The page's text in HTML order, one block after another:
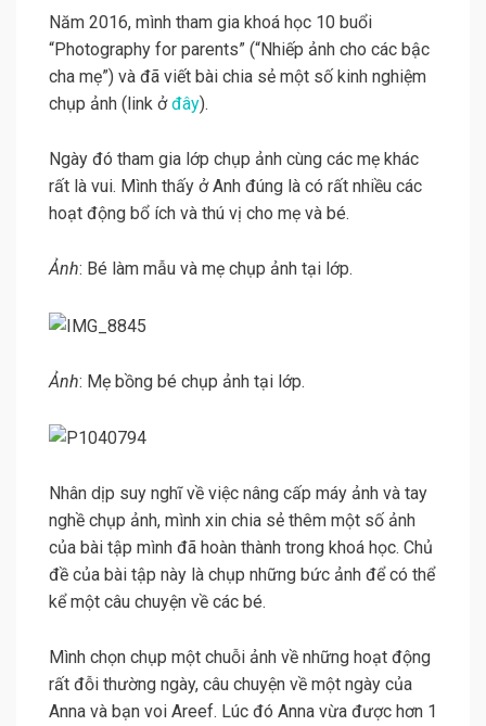
Năm 2016, mình tham gia khoá học 10 buổi
“Photography for parents” (“Nhiếp ảnh cho các bậc
cha mẹ”) và đã viết bài chia sẻ một số kinh nghiệm
chụp ảnh (link ởđây).
Ngày đó tham gia lớp chụp ảnh cùng các mẹ khác
rất là vui. Mình thấy ở Anh đúng là có rất nhiều các
hoạt động bổ ích và thú vị cho mẹ và bé.
Ảnh: Bé làm mẫu và mẹ chụp ảnh tại lớp.
Ảnh: Mẹ bồng bé chụp ảnh tại lớp.
Nhân dịp suy nghĩ về việc nâng cấp máy ảnh và tay
nghề chụp ảnh, mình xin chia sẻ thêm một số ảnh
của bài tập mình đã hoàn thành trong khoá học. Chủ
đề của bài tập này là chụp những bức ảnh để có thể
kể một câu chuyện về các bé.
Mình chọn chụp một chuỗi ảnh về những hoạt động
rất đỗi thường ngày, câu chuyện về một ngày của
Anna và bạn voi Areef. Lúc đó Anna vừa được hơn 1